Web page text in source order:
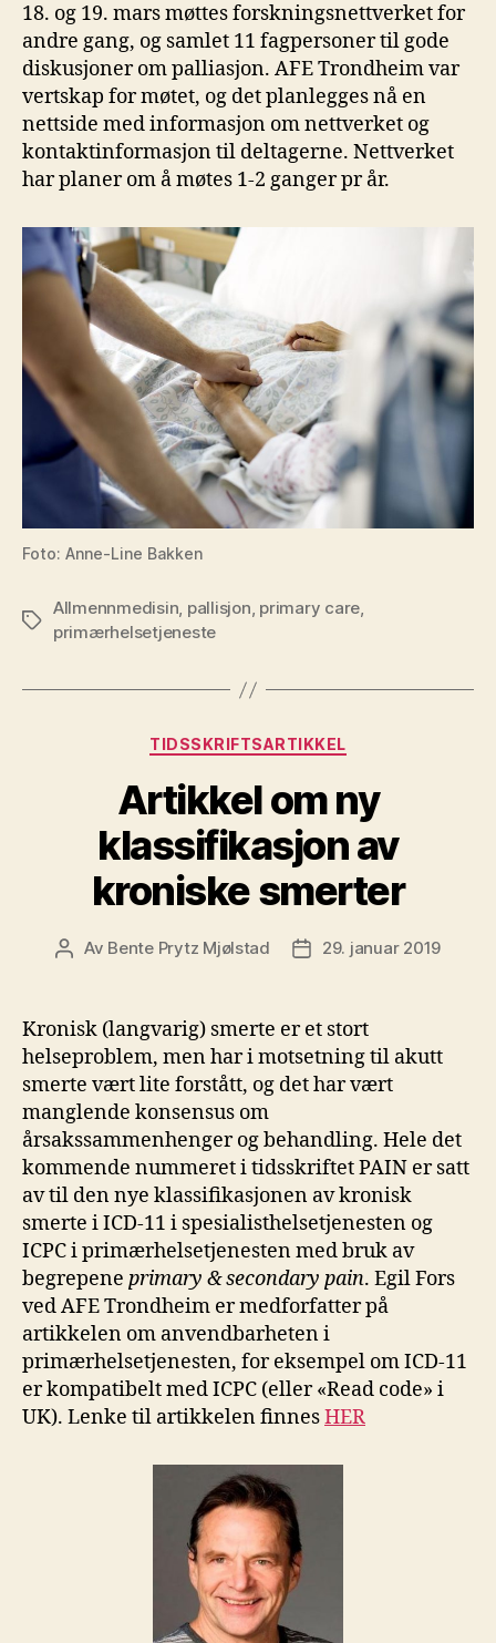
18. og 19. mars møttes forskningsnettverket for
andre gang, og samlet 11 fagpersoner til gode
diskusjoner om palliasjon. AFE Trondheim var
vertskap for møtet, og det planlegges nå en
nettside med informasjon om nettverket og
kontaktinformasjon til deltagerne. Nettverket
har planer om å møtes 1-2 ganger pr år.
Foto: Anne-Line Bakken
Stikkord
Allmennmedisin, pallisjon, primary care,
primærhelsetjeneste
Kategorier
TIDSSKRIFTSARTIKKEL
Artikkel om ny
klassifikasjon av
kroniske smerter
Innleggsforfatter
Av Bente Prytz Mjølstad Publiseringsdato
29. januar 2019
Kronisk (langvarig) smerte er et stort
helseproblem, men har i motsetning til akutt
smerte vært lite forstått, og det har vært
manglende konsensus om
årsakssammenhenger og behandling. Hele det
kommende nummeret i tidsskriftet PAIN er satt
av til den nye klassifikasjonen av kronisk
smerte i ICD-11 i spesialisthelsetjenesten og
ICPC i primærhelsetjenesten med bruk av
begrepene primary & secondary pain. Egil Fors
ved AFE Trondheim er medforfatter på
artikkelen om anvendbarheten i
primærhelsetjenesten, for eksempel om ICD-11
er kompatibelt med ICPC (eller «Read code» i
UK). Lenke til artikkelen finnesHER